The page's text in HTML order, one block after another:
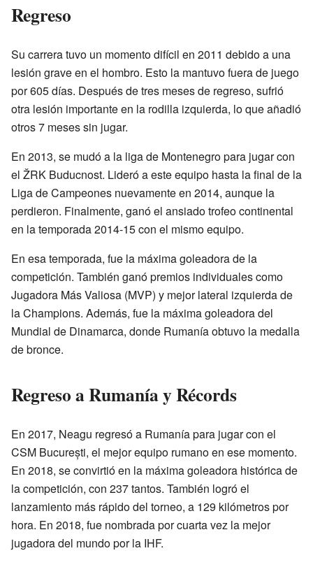
Regreso
Su carrera tuvo un momento difícil en 2011 debido a una
lesión grave en el hombro. Esto la mantuvo fuera de juego
por 605 días. Después de tres meses de regreso, sufrió
otra lesión importante en la rodilla izquierda, lo que añadió
otros 7 meses sin jugar.
En 2013, se mudó a la liga de Montenegro para jugar con
el ŽRK Buducnost. Lideró a este equipo hasta la final de la
Liga de Campeones nuevamente en 2014, aunque la
perdieron. Finalmente, ganó el ansiado trofeo continental
en la temporada 2014-15 con el mismo equipo.
En esa temporada, fue la máxima goleadora de la
competición. También ganó premios individuales como
Jugadora Más Valiosa (MVP) y mejor lateral izquierda de
la Champions. Además, fue la máxima goleadora del
Mundial de Dinamarca, donde Rumanía obtuvo la medalla
de bronce.
Regreso a Rumanía y Récords
En 2017, Neagu regresó a Rumanía para jugar con el
CSM București, el mejor equipo rumano en ese momento.
En 2018, se convirtió en la máxima goleadora histórica de
la competición, con 237 tantos. También logró el
lanzamiento más rápido del torneo, a 129 kilómetros por
hora. En 2018, fue nombrada por cuarta vez la mejor
jugadora del mundo por la IHF.